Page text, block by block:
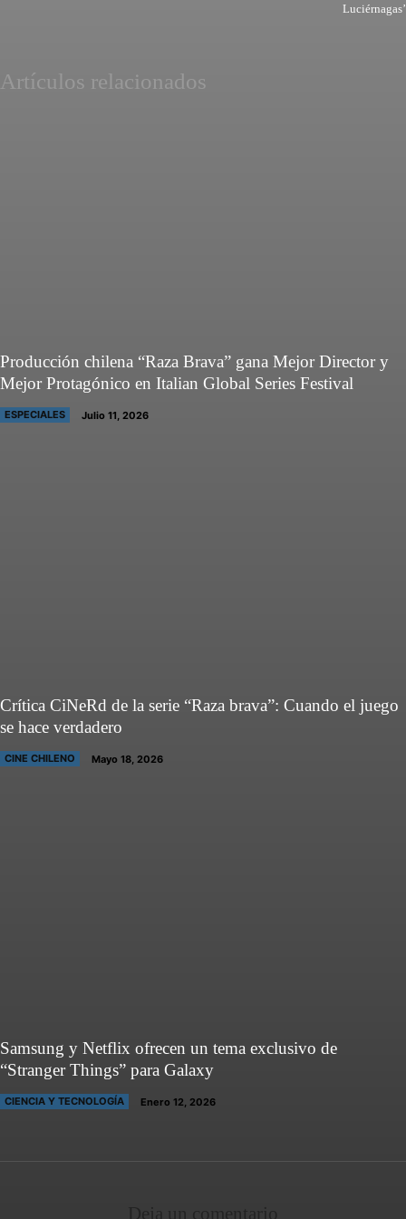
Luciérnagas’
Artículos relacionados
Producción chilena “Raza Brava” gana Mejor Director y
Mejor Protagónico en Italian Global Series Festival
ESPECIALES Julio 11, 2026
Crítica CiNeRd de la serie “Raza brava”: Cuando el juego
se hace verdadero
CINE CHILENO Mayo 18, 2026
Samsung y Netflix ofrecen un tema exclusivo de
“Stranger Things” para Galaxy
CIENCIA Y TECNOLOGÍA Enero 12, 2026